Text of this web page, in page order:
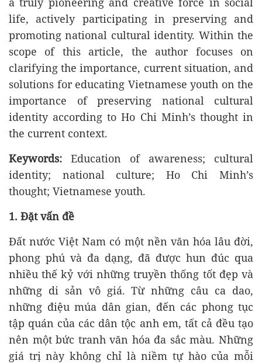
life, actively participating in preserving and
promoting national cultural identity. Within the
scope of this article, the author focuses on
clarifying the importance, current situation, and
solutions for educating Vietnamese youth on the
importance of preserving national cultural
identity according to Ho Chi Minh’s thought in
the current context.
Keywords: Education of awareness; cultural
identity; national culture; Ho Chi Minh’s
thought; Vietnamese youth.
1. Đặt vấn đề
Đất nước Việt Nam có một nền văn hóa lâu đời,
phong phú và đa dạng, đã được hun đúc qua
nhiều thế kỷ với những truyền thống tốt đẹp và
những di sản vô giá. Từ những câu ca dao,
những điệu múa dân gian, đến các phong tục
tập quán của các dân tộc anh em, tất cả đều tạo
nên một bức tranh văn hóa đa sắc màu. Những
giá trị này không chỉ là niềm tự hào của mỗi